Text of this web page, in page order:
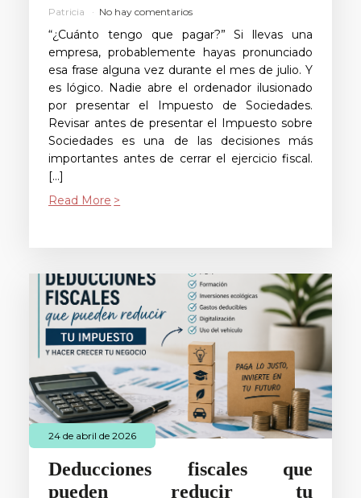
Patricia No hay comentarios
“¿Cuánto tengo que pagar?” Si llevas una
empresa, probablemente hayas pronunciado
esa frase alguna vez durante el mes de julio. Y
es lógico. Nadie abre el ordenador ilusionado
por presentar el Impuesto de Sociedades.
Revisar antes de presentar el Impuesto sobre
Sociedades es una de las decisiones más
importantes antes de cerrar el ejercicio fiscal.
[…]
Read More
24 de abril de 2026
Deducciones fiscales que
pueden reducir tu